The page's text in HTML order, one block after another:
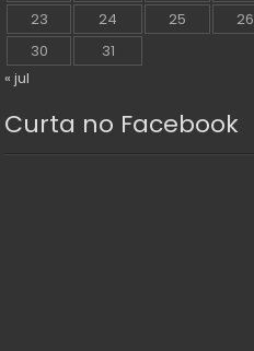
23
24 25 26
30
31
« jul
Curta no Facebook